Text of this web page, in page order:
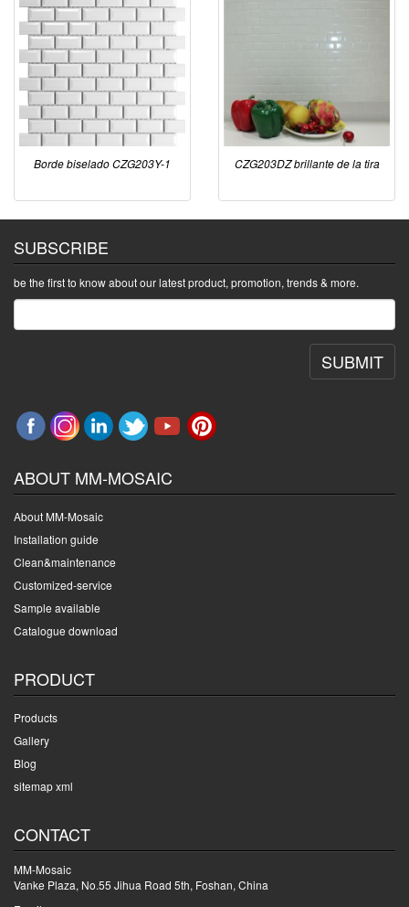
Borde biselado CZG203Y-1 CZG203DZ brillante de la tira
SUBSCRIBE
be the first to know about our latest product, promotion, trends & more.
SUBMIT
ABOUT MM-MOSAIC
About MM-Mosaic
Installation guide
Clean&maintenance
Customized-service
Sample available
Catalogue download
PRODUCT
Products
Gallery
Blog
sitemap xml
CONTACT
MM-Mosaic
Vanke Plaza, No.55 Jihua Road 5th, Foshan, China